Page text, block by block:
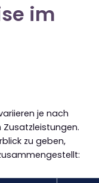
im
je nach
zu geben,